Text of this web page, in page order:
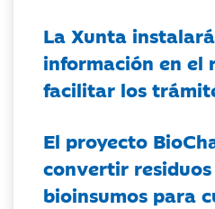
La Xunta
información en el
facilitar los
El proyecto
convertir
bioinsumos para